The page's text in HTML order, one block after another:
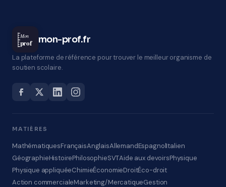
Mon
prof mon-prof.fr
La plateforme de référence pour trouver le meilleur organisme de
soutien scolaire.
MATIÈRES
MathématiquesFrançaisAnglaisAllemandEspagnolItalien
GéographieHistoirePhilosophieSVTAide aux devoirsPhysique
Physique appliquéeChimieÉconomieDroitÉco-droit
Action commercialeMarketing/MercatiqueGestion